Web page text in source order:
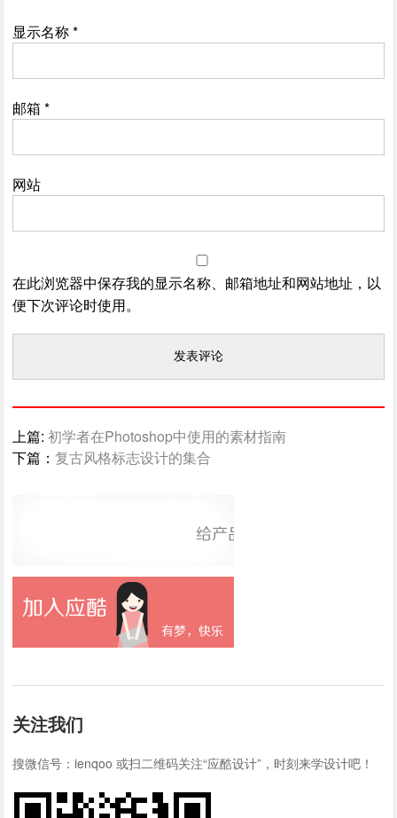
显示名称*
邮箱*
网站
在此浏览器中保存我的显示名称、邮箱地址和网站地址，以
便下次评论时使用。
上篇:初学者在Photoshop中使用的素材指南
下篇：复古风格标志设计的集合
关注我们
搜微信号：ienqoo 或扫二维码关注“应酷设计”，时刻来学设计吧！